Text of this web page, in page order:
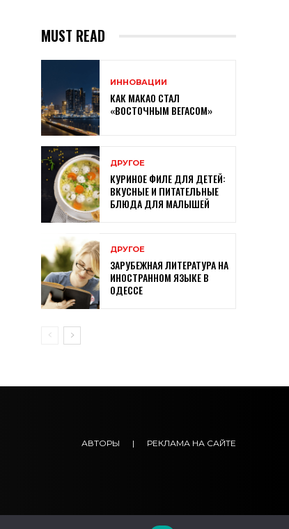
MUST READ
ИННОВАЦИИ
КАК МАКАО СТАЛ
«ВОСТОЧНЫМ ВЕГАСОМ»
ДРУГОЕ
КУРИНОЕ ФИЛЕ ДЛЯ ДЕТЕЙ:
ВКУСНЫЕ И ПИТАТЕЛЬНЫЕ
БЛЮДА ДЛЯ МАЛЫШЕЙ
ДРУГОЕ
ЗАРУБЕЖНАЯ ЛИТЕРАТУРА НА
ИНОСТРАННОМ ЯЗЫКЕ В
ОДЕССЕ
АВТОРЫ | РЕКЛАМА НА САЙТЕ